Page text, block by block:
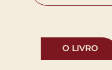
O LIVRO